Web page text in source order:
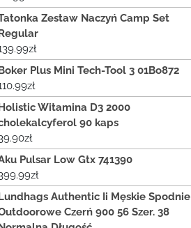
Zestaw Naczyń Camp Set
zł
Plus Mini Tech-Tool 3 01Bo872
zł
Witamina D3 2000
90 kaps
zł
Pulsar Low Gtx 741390
zł
Authentic Ii Męskie Spodnie
Czerń 900 56 Szer. 38